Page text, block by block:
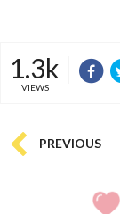
1.3k
VIEWS
PREVIOUS